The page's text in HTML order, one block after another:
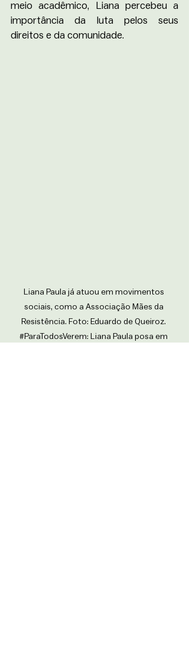
meio acadêmico, Liana percebeu a
importância da luta pelos seus
direitos e da comunidade.
Liana Paula já atuou em movimentos
sociais, como a Associação Mães da
Resistência. Foto: Eduardo de Queiroz.
#ParaTodosVerem: Liana Paula posa em